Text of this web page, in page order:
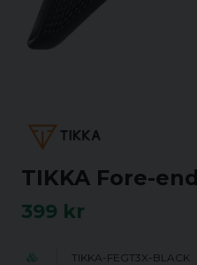
TIKKA Fore-
399 kr
TIKKA-FEGT3X-BLACK